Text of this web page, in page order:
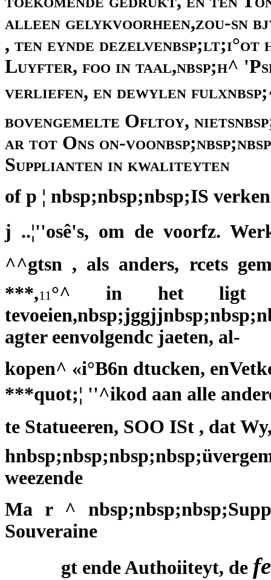
alleen gelykvoorheen,zou-sn
, ten eynde dezelvenbsp;lt;i°ot
Luyfter, foo in taal,nbsp;h^
verliefen, en dewylen
bovengemelte Ofltoy,
ar tot Ons on-
Supplianten in kwaliteyten
of p ¦ nbsp;nbsp;nbsp;IS
j ..¦''osê's, om de voorfz.
^^gtsn , als anders, rcets
***,11°^ in het ligt te
agter eenvolgendc jaeten, al-
kopen^ «i°B6n dtucken,
***quot;¦ ''^ikod aan alle andere
te Statueeren, SOO ISt , dat
weezende
Ma r ^
Souveraine
gt ende Authoiiteyt, de